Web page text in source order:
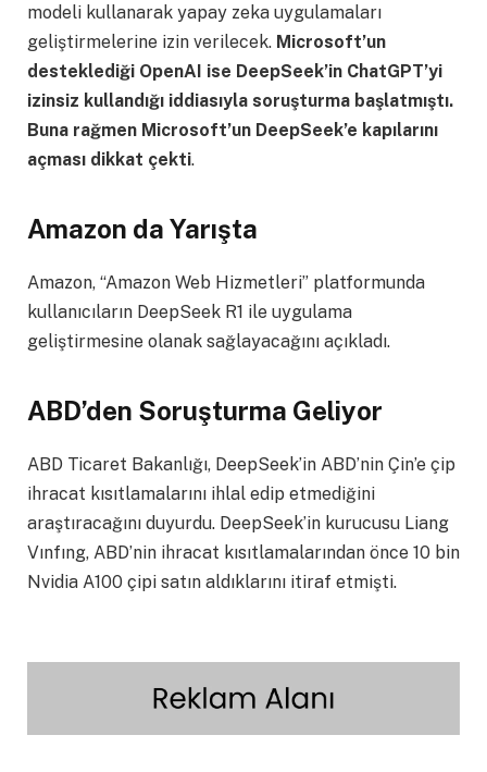
modeli kullanarak yapay zeka uygulamaları
geliştirmelerine izin verilecek. Microsoft’un
desteklediği OpenAI ise DeepSeek’in ChatGPT’yi
izinsiz kullandığı iddiasıyla soruşturma başlatmıştı.
Buna rağmen Microsoft’un DeepSeek’e kapılarını
açması dikkat çekti.
Amazon da Yarışta
Amazon, “Amazon Web Hizmetleri” platformunda
kullanıcıların DeepSeek R1 ile uygulama
geliştirmesine olanak sağlayacağını açıkladı.
ABD’den Soruşturma Geliyor
ABD Ticaret Bakanlığı, DeepSeek’in ABD’nin Çin’e çip
ihracat kısıtlamalarını ihlal edip etmediğini
araştıracağını duyurdu. DeepSeek’in kurucusu Liang
Vınfıng, ABD’nin ihracat kısıtlamalarından önce 10 bin
Nvidia A100 çipi satın aldıklarını itiraf etmişti.